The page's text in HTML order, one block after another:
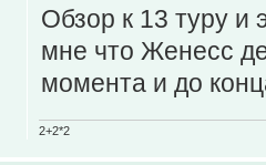
Обзор к 13 туру и
мне что Женесс
момента и до
2+2*2